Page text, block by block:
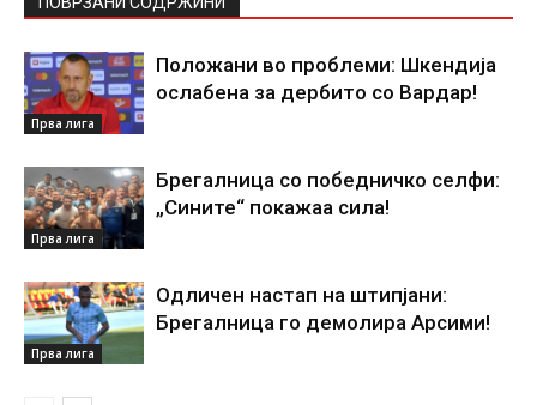
Прва лига
Положани во проблеми: Шкендија
ослабена за дербито со Вардар!
Прва лига
Брегалница со победничко селфи:
„Сините“ покажаа сила!
Прва лига
Одличен настап на штипјани:
Брегалница го демолира Арсими!